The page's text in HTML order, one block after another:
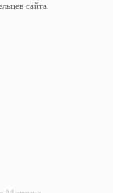
сайта.